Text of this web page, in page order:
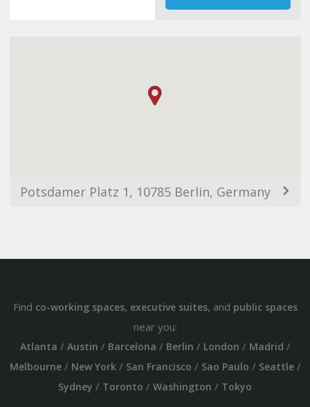
Potsdamer Platz 1, 10785 Berlin, Germany
Find co-working spaces, executive suites, and public spaces
near you:
Atlanta / Austin / Barcelona / Berlin / London / Madrid /
Melbourne/ New York/ San Francisco / Sao Paulo / Seattle/
Sydney / Toronto / Washington / Tokyo